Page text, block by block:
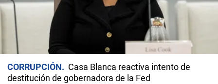
CORRUPCIÓN
Casa Blanca reactiva intento de
destitución de gobernadora de la Fed